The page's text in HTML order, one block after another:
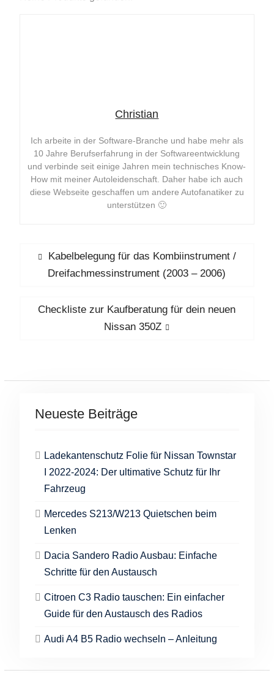
Christian
Ich arbeite in der Software-Branche und habe mehr als
10 Jahre Berufserfahrung in der Softwareentwicklung
und verbinde seit einige Jahren mein technisches Know-
How mit meiner Autoleidenschaft. Daher habe ich auch
diese Webseite geschaffen um andere Autofanatiker zu
unterstützen 🙂
Beitragsnavigation
Previous
post:
Kabelbelegung für das Kombiinstrument /
Dreifachmessinstrument (2003 – 2006)
Next
Checkliste zur Kaufberatung für dein neuen
Nissan 350Z
Neueste Beiträge
Ladekantenschutz Folie für Nissan Townstar
I 2022-2024: Der ultimative Schutz für Ihr
Fahrzeug
Mercedes S213/W213 Quietschen beim
Lenken
Dacia Sandero Radio Ausbau: Einfache
Schritte für den Austausch
Citroen C3 Radio tauschen: Ein einfacher
Guide für den Austausch des Radios
Audi A4 B5 Radio wechseln – Anleitung